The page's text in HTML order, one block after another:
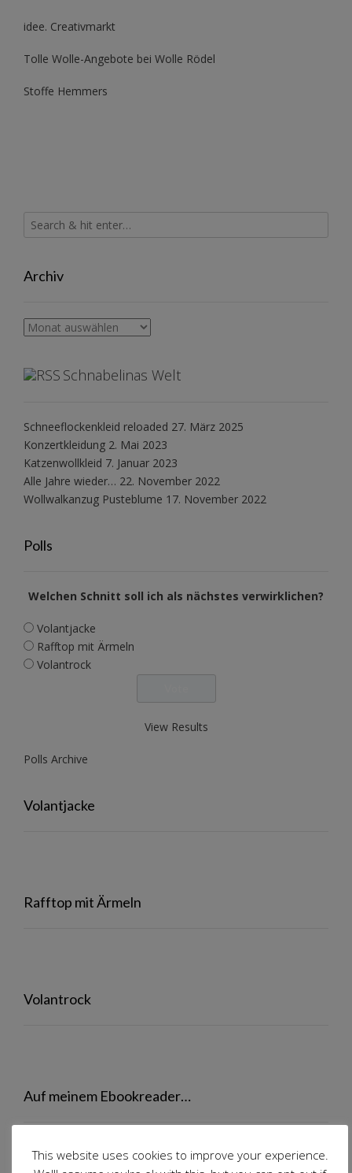
idee. Creativmarkt
Tolle Wolle-Angebote bei Wolle Rödel
Stoffe Hemmers
Archiv
Archiv
Schnabelinas Welt
Schneeflockenkleid reloaded 27. März 2025
Konzertkleidung 2. Mai 2023
Katzenwollkleid 7. Januar 2023
Alle Jahre wieder… 22. November 2022
Wollwalkanzug Pusteblume 17. November 2022
Polls
Welchen Schnitt soll ich als nächstes verwirklichen?
Volantjacke
Rafftop mit Ärmeln
Volantrock
View Results
Polls Archive
Volantjacke
Rafftop mit Ärmeln
Volantrock
Auf meinem Ebookreader…
This website uses cookies to improve your experience.